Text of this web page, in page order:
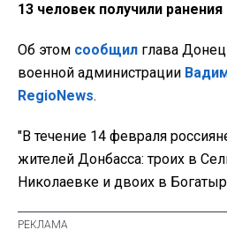
13 человек получили ранения
Об этом сообщил глава
военной администрации
RegioNews.
"В течение 14 февраля
жителей Донбасса: троих в
Николаевке и двоих в